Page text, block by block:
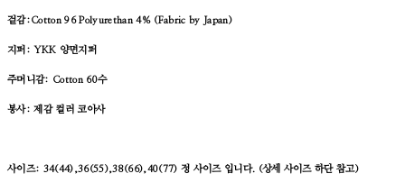
겉감:Cotton 96 Polyurethan 4% (Fabric by Japan)
지퍼: YKK 양면지퍼
주머니감: Cotton 60수
봉사: 제감 컬러 코아사
사이즈: 34(44),36(55),38(66),40(77) 정 사이즈 입니다. (상세 사이즈 하단 참고)